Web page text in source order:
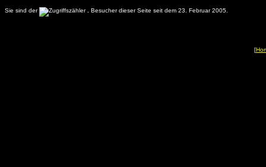
Sie sind der . Besucher dieser Seite seit dem 23. Februar 2005.
[